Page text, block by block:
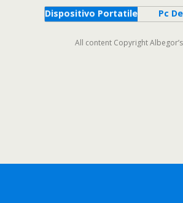
Dispositivo Portatile Pc
All content Copyright